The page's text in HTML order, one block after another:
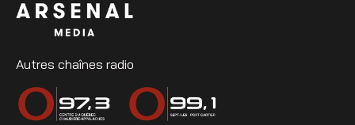
Autres chaînes radio